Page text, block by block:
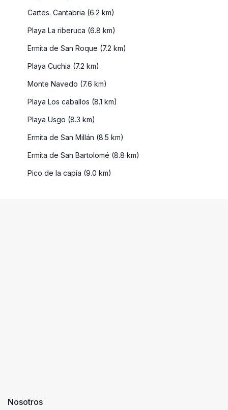
Cartes. Cantabria (6.2 km)
Playa La riberuca (6.8 km)
Ermita de San Roque (7.2 km)
Playa Cuchia (7.2 km)
Monte Navedo (7.6 km)
Playa Los caballos (8.1 km)
Playa Usgo (8.3 km)
Ermita de San Millán (8.5 km)
Ermita de San Bartolomé (8.8 km)
Pico de la capía (9.0 km)
Nosotros